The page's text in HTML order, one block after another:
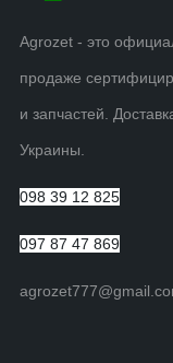
Agrozet - это
продаже
и запчастей.
Украины.
098 39 12 825
097 87 47 869